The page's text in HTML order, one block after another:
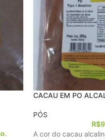
CACAU EM PO
PÓS
R$
A cor do cacau